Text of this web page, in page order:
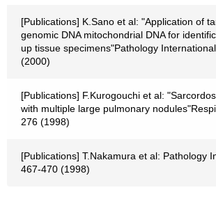
[Publications] K.Sano et al: "Application of
genomic DNA mitochondrial DNA for
up tissue specimens"Pathology
(2000)
[Publications] F.Kurogouchi et al:
with multiple large pulmonary
276 (1998)
[Publications] T.Nakamura et al: Pathology
467-470 (1998)